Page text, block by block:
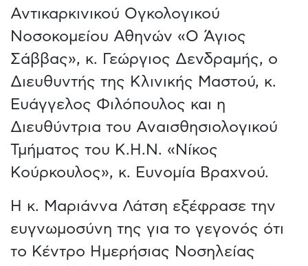
Αντικαρκινικού Ογκολογικού
Νοσοκομείου Αθηνών «Ο Άγιος
Σάββας», κ. Γεώργιος Δενδραμής, ο
Διευθυντής της Κλινικής Μαστού, κ.
Ευάγγελος Φιλόπουλος και η
Διευθύντρια του Αναισθησιολογικού
Τμήματος του Κ.Η.Ν. «Νίκος
Κούρκουλος», κ. Ευνομία Βραχνού.
Η κ. Μαριάννα Λάτση εξέφρασε την
ευγνωμοσύνη της για το γεγονός ότι
το Κέντρο Ημερήσιας Νοσηλείας